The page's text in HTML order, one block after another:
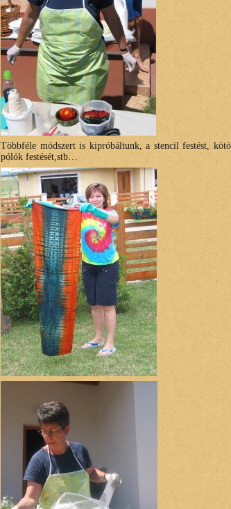
Többféle módszert is kipróbáltunk, a stencil festést,
pólók festését,stb…